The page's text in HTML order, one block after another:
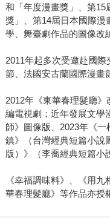
和「年度漫畫獎」、第15
獎」、第14屆日本國際漫
學、舞臺劇作品的圖像改
2011年起多次受邀赴國
節、法國安古蘭國際漫畫
2012年《東華春理髮廳
編電視劇；近年發展文學
師》圖像版、2023年《
鎮》（台灣經典短篇小說
版）》（李喬經典短篇小
《幸福調味料》、《用
華春理髮廳》等作品亦授